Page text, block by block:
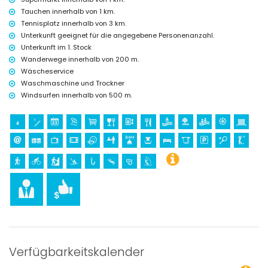
Tauchen innerhalb von 1 km.
Tennisplatz innerhalb von 3 km.
Unterkunft geeignet für die angegebene Personenanzahl.
Unterkunft im 1. Stock
Wanderwege innerhalb von 200 m.
Wäscheservice
Waschmaschine und Trockner
Windsurfen innerhalb von 500 m.
Verfügbarkeitskalender